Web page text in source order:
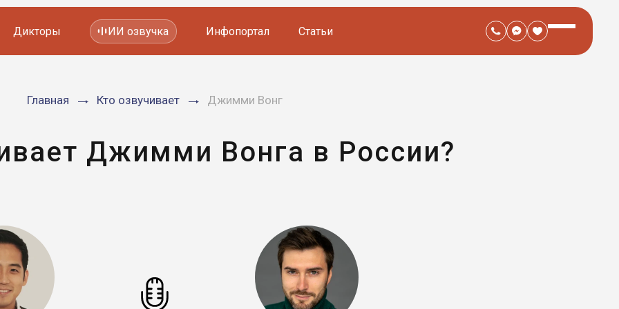
Мультфильмов
Дикторы ИИ озвучка Инфопортал Статьи
Главная Кто озвучивает Джимми Вонг
Джимми Вонга в России?